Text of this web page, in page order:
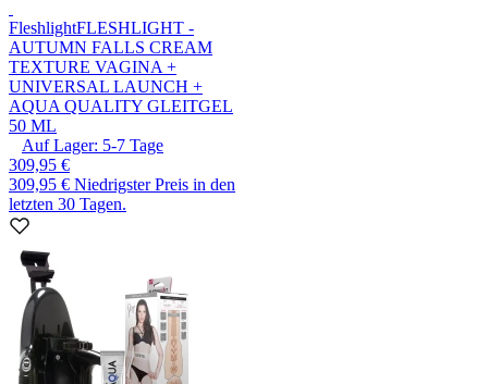
FleshlightFLESHLIGHT -
AUTUMN FALLS CREAM
TEXTURE VAGINA +
UNIVERSAL LAUNCH +
AQUA QUALITY GLEITGEL
50 ML
Auf Lager: 5-7 Tage
309,95 €
309,95 € Niedrigster Preis in den
letzten 30 Tagen.